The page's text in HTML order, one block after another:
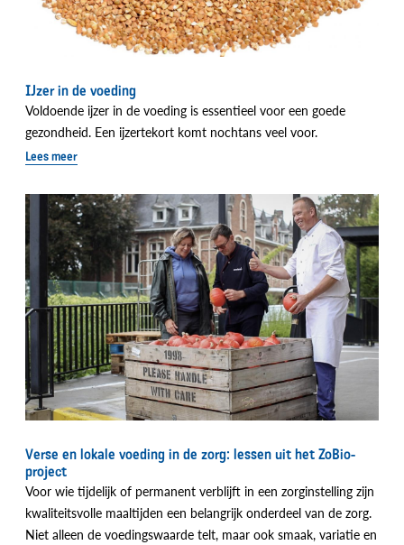
IJzer in de voeding
Voldoende ijzer in de voeding is essentieel voor een goede
gezondheid. Een ijzertekort komt nochtans veel voor.
Lees meer
Verse en lokale voeding in de zorg: lessen uit het ZoBio-
project
Voor wie tijdelijk of permanent verblijft in een zorginstelling zijn
kwaliteitsvolle maaltijden een belangrijk onderdeel van de zorg.
Niet alleen de voedingswaarde telt, maar ook smaak, variatie en